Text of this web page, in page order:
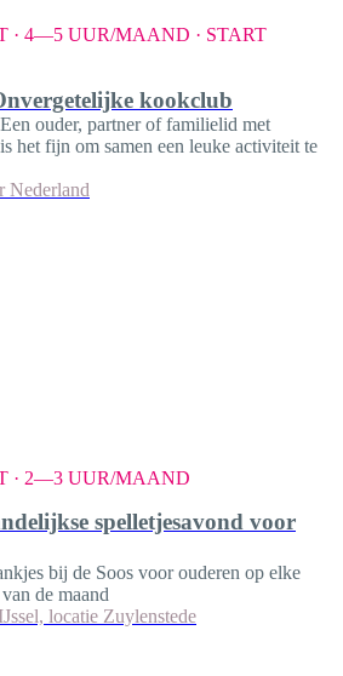
· 4—5 UUR/MAAND · START
kookclub
ouder, partner of familielid met
het fijn om samen een leuke activiteit te
Nederland
· 2—3 UUR/MAAND
spelletjesavond voor
bij de Soos voor ouderen op elke
de maand
locatie Zuylenstede